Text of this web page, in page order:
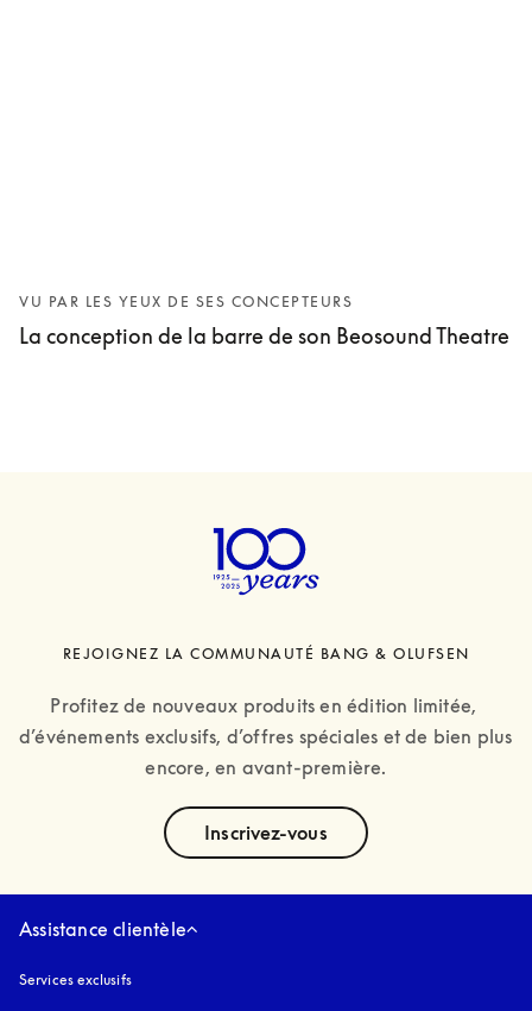
VU PAR LES YEUX DE SES CONCEPTEURS
La conception de la barre de son Beosound Theatre
REJOIGNEZ LA COMMUNAUTÉ BANG & OLUFSEN
Profitez de nouveaux produits en édition limitée,
d’événements exclusifs, d’offres spéciales et de bien plus
encore, en avant-première.
Inscrivez-vous
Assistance clientèle
Services exclusifs